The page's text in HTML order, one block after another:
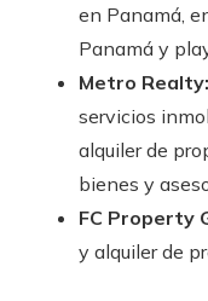
en Panamá,
Panamá y
Metro Realty:
servicios
alquiler de
bienes y
FC Property
y alquiler de